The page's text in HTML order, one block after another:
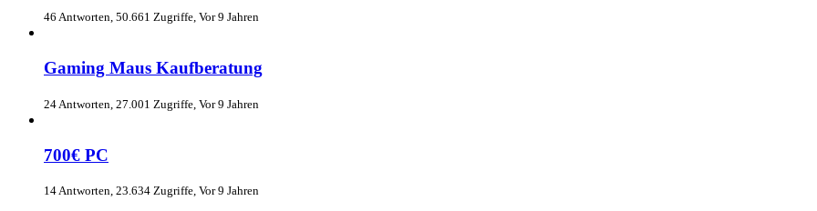
46 Antworten, 50.661 Zugriffe, Vor 9 Jahren
Gaming Maus Kaufberatung
24 Antworten, 27.001 Zugriffe, Vor 9 Jahren
700€ PC
14 Antworten, 23.634 Zugriffe, Vor 9 Jahren